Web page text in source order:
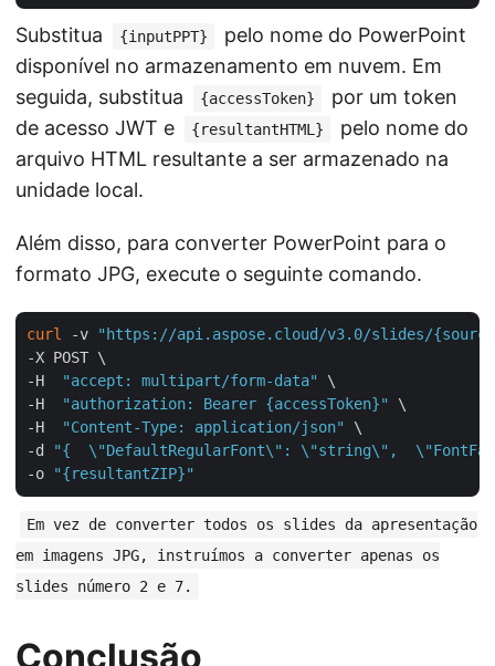
Substitua {inputPPT}
pelo nome do PowerPoint
disponível no armazenamento em nuvem. Em
seguida, substitua
{accessToken}
por um token
de acesso JWT e
{resultantHTML}
pelo nome do
arquivo HTML resultante a ser armazenado na
unidade local.
Além disso, para converter PowerPoint para o
formato JPG, execute o seguinte comando.
curl -v
"https://api.aspose.cloud/v3.0/slides/
-X POST \
-H
"accept: multipart/form-data"
\
-H
"authorization: Bearer {accessToken}"
\
-H
"Content-Type: application/json"
\
-d
"{  \"DefaultRegularFont\": \"string\",
-o
"{resultantZIP}"
Em vez de converter todos os slides da apresentação
em imagens JPG, instruímos a converter apenas os
slides número 2 e 7.
Conclusão